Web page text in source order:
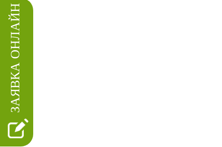
ЗАЯВКА ОНЛАЙН